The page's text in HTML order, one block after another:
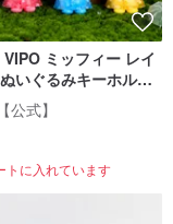
VIPO ミッフィー レイ
いぐるみキーホルダ
ドボックス(全7種)
公式】
トに入れています